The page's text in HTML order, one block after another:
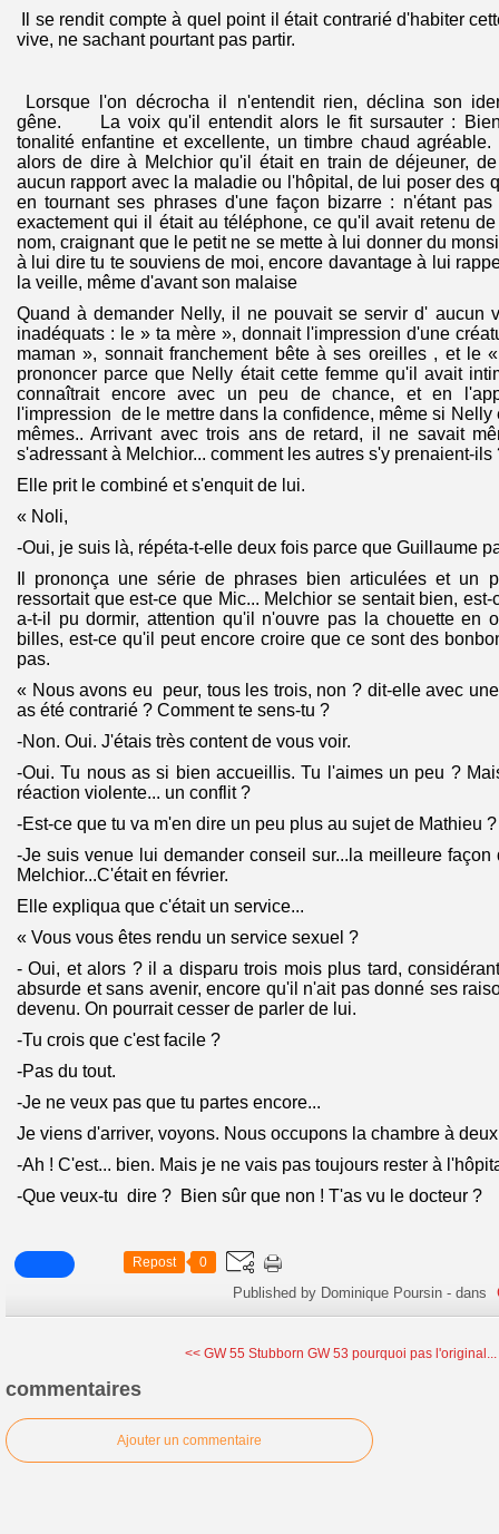
Il se rendit compte à quel point il était contrarié d'habiter
vive, ne sachant pourtant pas partir.
Lorsque l'on décrocha il n'entendit rien, déclina son
gêne. La voix qu'il entendit alors le fit sursauter :
tonalité enfantine et excellente, un timbre chaud
alors de dire à Melchior qu'il était en train de déjeuner,
aucun rapport avec la maladie ou l'hôpital, de lui poser des
en tournant ses phrases d'une façon bizarre : n'étant
exactement qui il était au téléphone, ce qu'il avait retenu
nom, craignant que le petit ne se mette à lui donner du
à lui dire tu te souviens de moi, encore davantage à lui
la veille, même d'avant son malaise
Quand à demander Nelly, il ne pouvait se servir d' aucun
inadéquats : le » ta mère », donnait l'impression d'une
maman », sonnait franchement bête à ses oreilles , et le
prononcer parce que Nelly était cette femme qu'il avait
connaîtrait encore avec un peu de chance, et en
l'impression de le mettre dans la confidence, même si
mêmes.. Arrivant avec trois ans de retard, il ne savait
s'adressant à Melchior... comment les autres s'y prenaient-ils
Elle prit le combiné et s'enquit de lui.
« Noli,
-Oui, je suis là, répéta-t-elle deux fois parce que Guillaume
Il prononça une série de phrases bien articulées et un
ressortait que est-ce que Mic... Melchior se sentait bien,
a-t-il pu dormir, attention qu'il n'ouvre pas la chouette en
billes, est-ce qu'il peut encore croire que ce sont des
pas.
« Nous avons eu peur, tous les trois, non ? dit-elle avec
as été contrarié ? Comment te sens-tu ?
-Non. Oui. J'étais très content de vous voir.
-Oui. Tu nous as si bien accueillis. Tu l'aimes un peu ?
réaction violente... un conflit ?
-Est-ce que tu va m'en dire un peu plus au sujet de Mathieu ?
-Je suis venue lui demander conseil sur...la meilleure
Melchior...C'était en février.
Elle expliqua que c'était un service...
« Vous vous êtes rendu un service sexuel ?
- Oui, et alors ? il a disparu trois mois plus tard,
absurde et sans avenir, encore qu'il n'ait pas donné ses
devenu. On pourrait cesser de parler de lui.
-Tu crois que c'est facile ?
-Pas du tout.
-Je ne veux pas que tu partes encore...
Je viens d'arriver, voyons. Nous occupons la chambre à
-Ah ! C'est... bien. Mais je ne vais pas toujours rester à
-Que veux-tu dire ? Bien sûr que non ! T'as vu le docteur ?
Repost 0
Published by Dominique Poursin -dans
<< GW 55 Stubborn GW 53 pourquoi pas
commentaires
Ajouter un commentaire